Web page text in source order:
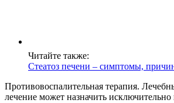
Читайте также:
Стеатоз печени – симптомы,
Противовоспалительная терапия.
лечение может назначить